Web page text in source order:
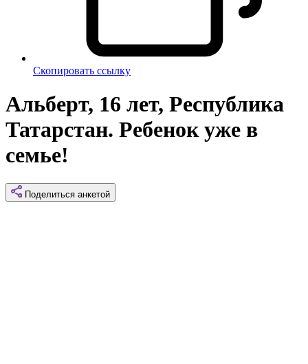
Скопировать ссылку
Альберт, 16 лет, Республика
Татарстан. Ребенок уже в
семье!
Поделиться анкетой